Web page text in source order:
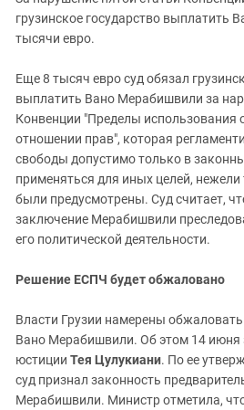
грузинское государство выплатить
тысячи евро.
Еще 8 тысяч евро суд обязал
выплатить Вано Мерабишвили за
Конвенции "Пределы использования
отношении прав", которая
свободы допустимо только в
применяться для иных целей, нежели
были предусмотрены. Суд считает,
заключение Мерабишвили
его политической деятельности.
Решение ЕСПЧ будет обжаловано
Власти Грузии намерены
Вано Мерабишвили. Об этом 14 июня
юстиции Тея Цулукиани. По ее
суд признал законность
Мерабишвили. Министр отметила,